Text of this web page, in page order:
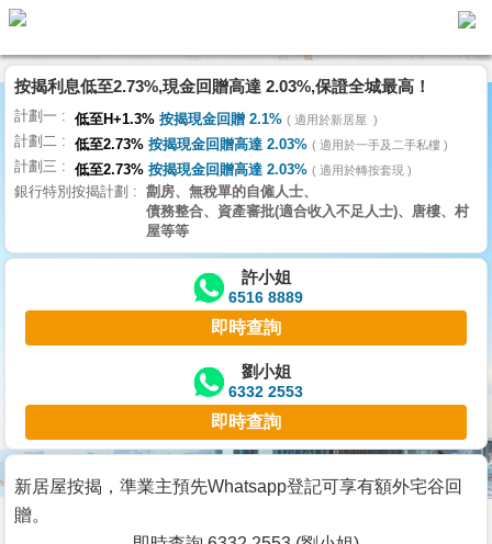
代
理
主
頁
搵
樓/
交
業
主
宅
谷
按
按揭利息低至2.73%,現金回贈高達 2.03%,保證全城最高！
計劃一 低至H+1.3% 按揭現金回贈 2.1% 適用於新居屋
計劃二 低至2.73% 按揭現金回贈高達 2.03% 適用於一手及二手私樓
計劃三 低至2.73% 按揭現金回贈高達 2.03% 適用於轉按套現
銀行特別按揭計劃
劏房、無稅單的自僱人士、
債務整合、資產審批(適合收入不足人士)、唐樓、村
屋等等
許小姐
6516 8889
即時查詢
劉小姐
6332 2553
即時查詢
新居屋按揭，準業主預先Whatsapp登記可享有額外宅谷回
贈。